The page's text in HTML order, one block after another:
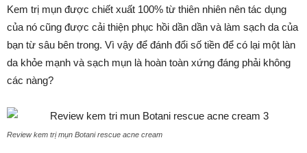
Kem trị mụn được chiết xuất 100% từ thiên nhiên nên tác dụng
của nó cũng được cải thiện phục hồi dần dần và làm sạch da của
bạn từ sâu bên trong. Vì vậy để đánh đổi số tiền để có lại một làn
da khỏe mạnh và sạch mụn là hoàn toàn xứng đáng phải không
các nàng?
Review kem trị mụn Botani rescue acne cream